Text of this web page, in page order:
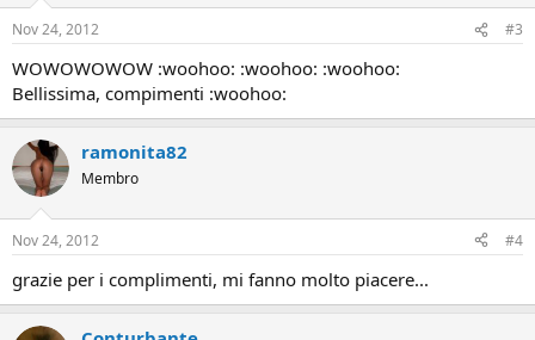
Nov 24, 2012 #3
WOWOWOWOW :woohoo: :woohoo: :woohoo:
Bellissima, compimenti :woohoo:
ramonita82
Membro
Nov 24, 2012 #4
grazie per i complimenti, mi fanno molto piacere...